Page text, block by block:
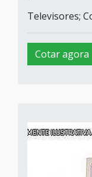
Televisores;
Cotar agora